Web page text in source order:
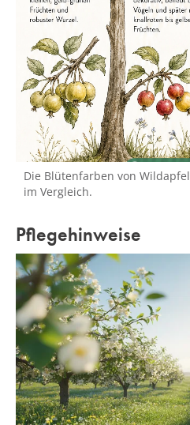
Die Blütenfarben von
im Vergleich.
Pflegehinweise